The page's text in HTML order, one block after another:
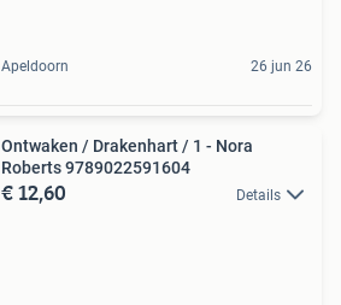
Apeldoorn 26 jun 26
Ontwaken / Drakenhart / 1 - Nora
Roberts 9789022591604
€ 12,60 Details